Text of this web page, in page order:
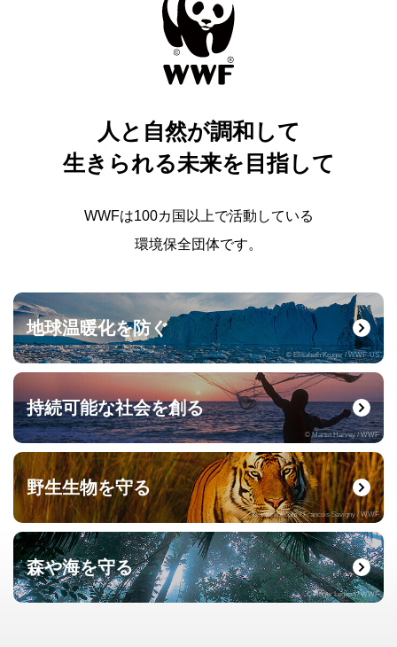
人と自然が調和して
生きられる未来を目指して
WWFは100カ国以上で活動している
環境保全団体です。
地球温暖化を防ぐ
© Elisabeth Kruger / WWF-US
持続可能な社会を創る
© Martin Harvey / WWF
野生生物を守る
© naturepl.com / Francois Savigny / WWF
森や海を守る
© Roger Leguen / WWF